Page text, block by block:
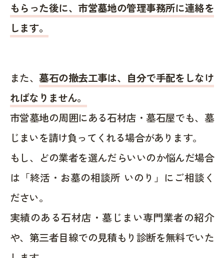
もらった後に、市営墓地の管理事務所に連絡を
します。
また、墓石の撤去工事は、自分で手配をしなけ
ればなりません。
市営墓地の周囲にある石材店・墓石屋でも、墓
じまいを請け負ってくれる場合があります。
もし、どの業者を選んだらいいのか悩んだ場合
は「終活・お墓の相談所 いのり」にご相談く
ださい。
実績のある石材店・墓じまい専門業者の紹介
や、第三者目線での見積もり診断を無料でいた